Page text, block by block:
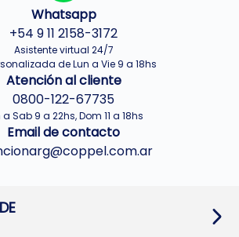
Whatsapp
+54 9 11 2158-3172
Asistente virtual 24/7
de Lun a Vie 9 a 18hs
Atención al cliente
0800-122-67735
a Sab 9 a 22hs, Dom 11 a 18hs
Email de contacto